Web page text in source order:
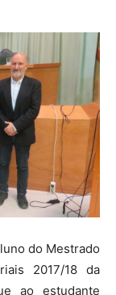
do Mestrado
2017/18 da
ao estudante